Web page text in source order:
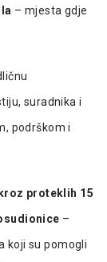
– mjesta gdje
suradnika i
podrškom i
proteklih 15
–
koji su pomogli